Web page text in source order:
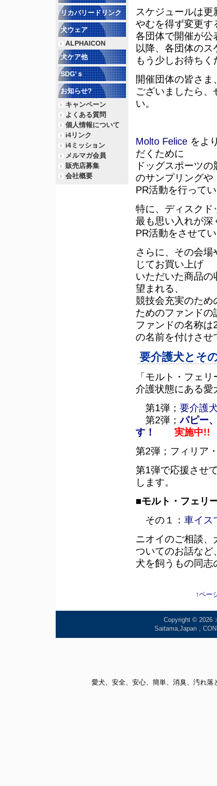
スケジュールは更
やむを得ず変更す
各団体で開催が公
以降、各団体の
もう少しお待ちく
開催団体の皆さ
ございましたら、
い。
Molto Felice をよ
だくために
ドッグスポーツ
のサンプリングや
PR活動を行って
特に、ディスクド
最も思い入れが深
PR活動をさせて
さらに、その会
じてお買い上げ
いただいた商品
望まれる、
競技会充実のため
ためのファンドの
ファンドの名称
の名前を付けさせ
要介護犬とそ
「モルト・フェ
介護状態にある愛
第1弾； 要介護
第2弾；パピー
す！
実施中!!
第2弾；フィリア
第1弾で応援させ
します。
■モルト・フェリ
その１： 車イス
ニオイのご相談
ついてのお話など
犬を飼うもの同
リカバリードリンク
犬ウェア
ALPHAICON
犬ケア他
SDG'ｓ
お知らせ?
キャンペーン
よくある質問
個人情報について
i4リンク
i4ミッション
メルマガ会員
販売店募集
会社概要
↑ペー
Copyright © 2026
Saitama,Japan，
愛犬、安全、安心、簡単、消臭、汚れ